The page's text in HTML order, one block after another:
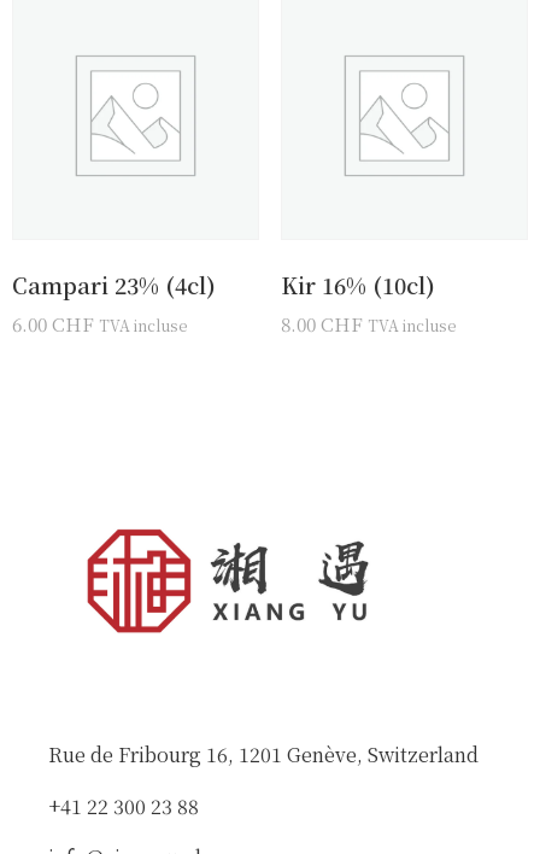
Campari 23% (4cl)
6.00CHF TVA incluse
Kir 16% (10cl)
8.00CHF TVA incluse
Rue de Fribourg 16, 1201 Genève, Switzerland
+41 22 300 23 88